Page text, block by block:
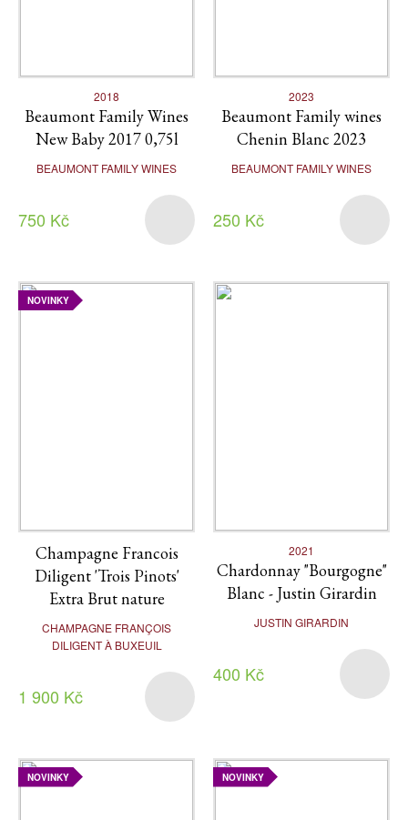
2018
Beaumont Family Wines
New Baby 2017 0,75l
BEAUMONT FAMILY WINES
750 Kč
2023
Beaumont Family wines
Chenin Blanc 2023
BEAUMONT FAMILY WINES
250 Kč
NOVINKY
Champagne Francois
Diligent 'Trois Pinots'
Extra Brut nature
CHAMPAGNE FRANÇOIS
DILIGENT À BUXEUIL
1 900 Kč
2021
Chardonnay "Bourgogne"
Blanc - Justin Girardin
JUSTIN GIRARDIN
400 Kč
NOVINKY NOVINKY